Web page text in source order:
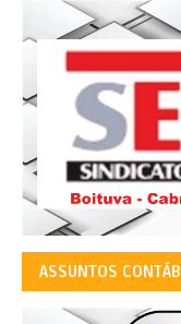
ASSUNTOS